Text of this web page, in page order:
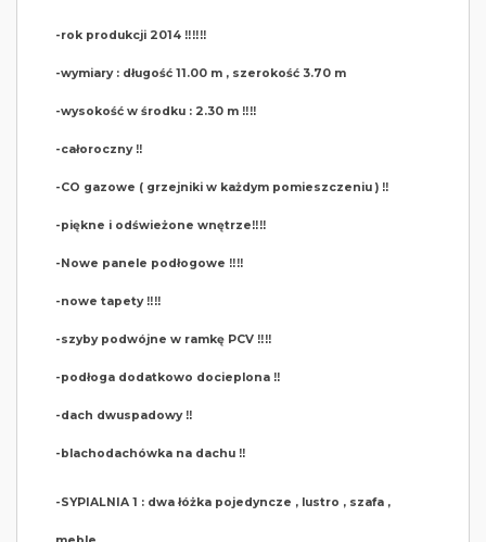
-rok produkcji 2014 ‼️‼️‼️
-wymiary : długość 11.00 m , szerokość 3.70 m
-wysokość w środku : 2.30 m ‼️‼️
-całoroczny ‼️
-CO gazowe ( grzejniki w każdym pomieszczeniu ) ‼️
-piękne i odświeżone wnętrze‼️‼️
-Nowe panele podłogowe ‼️‼️
-nowe tapety ‼️‼️
-szyby podwójne w ramkę PCV ‼️‼️
-podłoga dodatkowo docieplona ‼️
-dach dwuspadowy ‼️
-blachodachówka na dachu ‼️
-SYPIALNIA 1 : dwa łóżka pojedyncze , lustro , szafa ,